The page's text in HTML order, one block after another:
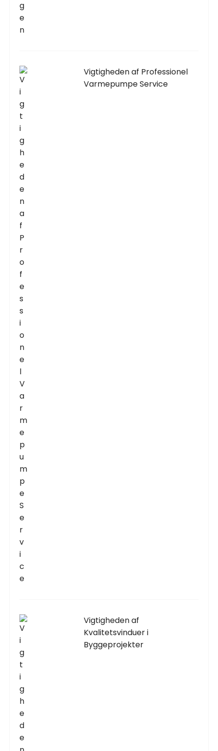
Vigtigheden af Professionel
Varmepumpe Service
Vigtigheden af
Kvalitetsvinduer i
Byggeprojekter